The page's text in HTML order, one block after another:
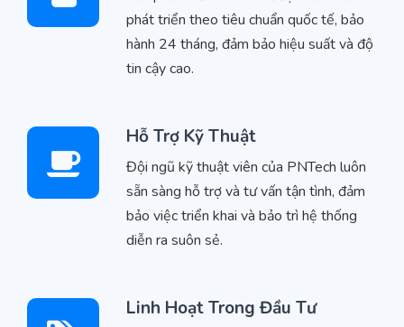
phát triển theo tiêu chuẩn quốc tế, bảo
hành 24 tháng, đảm bảo hiệu suất và độ
tin cậy cao.
Hỗ Trợ Kỹ Thuật
Đội ngũ kỹ thuật viên của PNTech luôn
sẵn sàng hỗ trợ và tư vấn tận tình, đảm
bảo việc triển khai và bảo trì hệ thống
diễn ra suôn sẻ.
Linh Hoạt Trong Đầu Tư